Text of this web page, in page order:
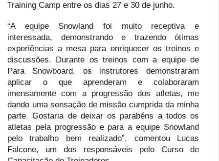
Training Camp entre os dias 27 e 30 de junho.
“A equipe Snowland foi muito receptiva e
interessada, demonstrando e trazendo ótimas
experiências a mesa para enriquecer os treinos e
discussões. Durante os treinos com a equipe de
Para Snowboard, os instrutores demonstraram
aplicar o que aprenderam e colaboraram
imensamente com a progressão dos atletas, me
dando uma sensação de missão cumprida da minha
parte. Gostaria de deixar os parabéns a todos os
atletas pela progressão e para a equipe Snowland
pelo trabalho bem realizado”, comentou Lucas
Falcone, um dos responsáveis pelo Curso de